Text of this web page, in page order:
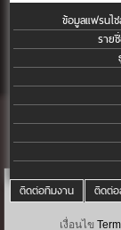
ข้อมูลแฟรนไ
ราย
ติดต่อทีมงาน ติดต่
เงื่อนไข